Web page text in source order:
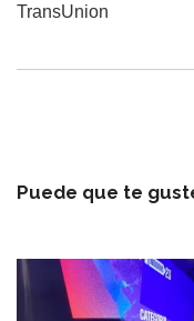
TransUnion
Puede que te